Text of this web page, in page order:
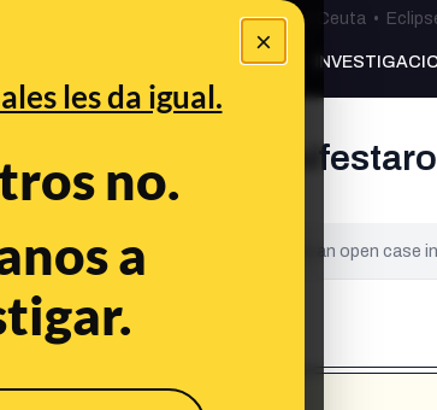
×
les da igual.
no.
a
Especial Ceuta•Bulos Ceuta •
PREBUNKING
israelíes se
content has NOT yet been verified. It is an open case in